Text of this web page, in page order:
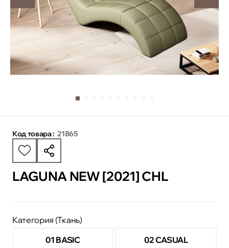
Код товара : 21865
LAGUNA NEW [2021] CHL
Категория (Ткань)
01 BASIC
02 CASUAL